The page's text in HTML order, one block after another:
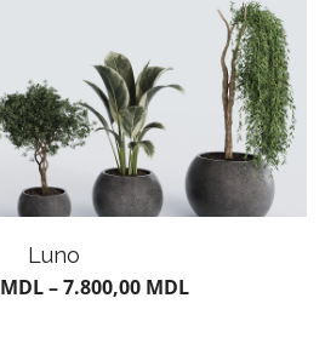
Luno
MDL–7.800,00 MDL